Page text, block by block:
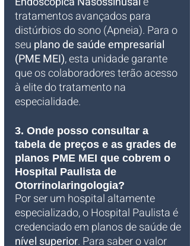
tratamentos avançados para
distúrbios do sono (Apneia). Para o
seu plano de saúde empresarial
(PME MEI), esta unidade garante
que os colaboradores terão acesso
à elite do tratamento na
especialidade.
3. Onde posso consultar a
tabela de preços e as grades de
planos PME MEI que cobrem o
Hospital Paulista de
Otorrinolaringologia?
Por ser um hospital altamente
especializado, o Hospital Paulista é
credenciado em planos de saúde de
nível superior. Para saber o valor